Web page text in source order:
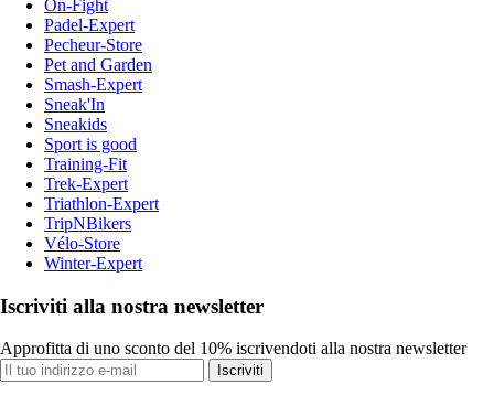
On-Fight
Padel-Expert
Pecheur-Store
Pet and Garden
Smash-Expert
Sneak'In
Sneakids
Sport is good
Training-Fit
Trek-Expert
Triathlon-Expert
TripNBikers
Vélo-Store
Winter-Expert
Iscriviti alla nostra newsletter
Approfitta di uno sconto del 10% iscrivendoti alla nostra newsletter
Iscriviti